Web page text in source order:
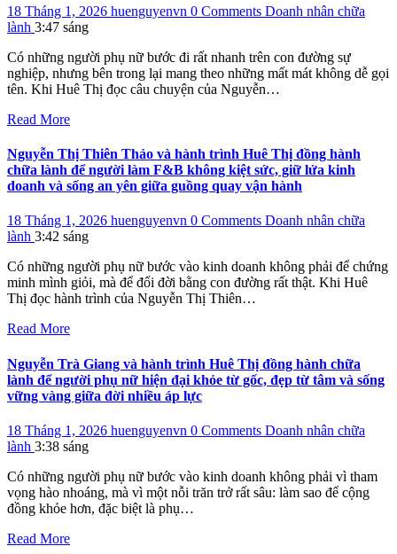
18 Tháng 1, 2026 huenguyenvn 0 Comments Doanh nhân chữa
lành 3:47 sáng
Có những người phụ nữ bước đi rất nhanh trên con đường sự
nghiệp, nhưng bên trong lại mang theo những mất mát không dễ gọi
tên. Khi Huê Thị đọc câu chuyện của Nguyễn…
Read More
Nguyễn Thị Thiên Thảo và hành trình Huê Thị đồng hành
chữa lành để người làm F&B không kiệt sức, giữ lửa kinh
doanh và sống an yên giữa guồng quay vận hành
18 Tháng 1, 2026 huenguyenvn 0 Comments Doanh nhân chữa
lành 3:42 sáng
Có những người phụ nữ bước vào kinh doanh không phải để chứng
minh mình giỏi, mà để đổi đời bằng con đường rất thật. Khi Huê
Thị đọc hành trình của Nguyễn Thị Thiên…
Read More
Nguyễn Trà Giang và hành trình Huê Thị đồng hành chữa
lành để người phụ nữ hiện đại khỏe từ gốc, đẹp từ tâm và sống
vững vàng giữa đời nhiều áp lực
18 Tháng 1, 2026 huenguyenvn 0 Comments Doanh nhân chữa
lành 3:38 sáng
Có những người phụ nữ bước vào kinh doanh không phải vì tham
vọng hào nhoáng, mà vì một nỗi trăn trở rất sâu: làm sao để cộng
đồng khỏe hơn, đặc biệt là phụ…
Read More